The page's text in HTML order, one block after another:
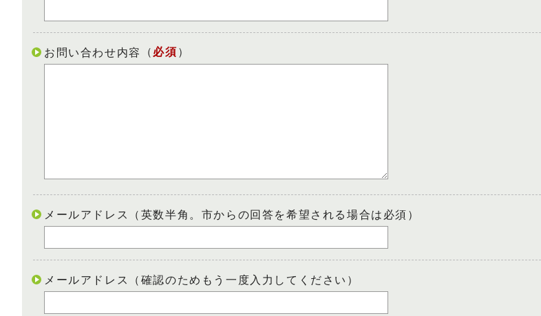
お問い合わせ内容 （ 必須 ）
メールアドレス（英数半角。市からの回答を希望される場合は必須）
メールアドレス（確認のためもう一度入力してください）